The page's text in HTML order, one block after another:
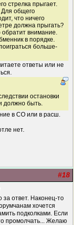
стрелка прыгает.
общего
что ничего
должна прыгать?
обратит внимание.
в порядке.
больше-
ответы или не
остановки
должно быть.
в СО или в расш.
нет.
#18
за ответ. Наконец-то
хочется
подколками. Если
промолчать... Желаю